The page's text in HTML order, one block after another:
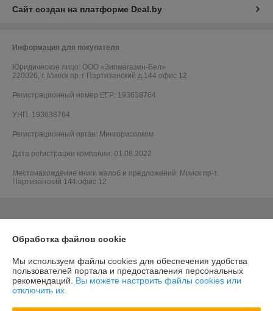
Сайт создан на платформе Deal.by
Информация для покупателя
Юридическое лицо: ООО «Зипмагазин-Бел»
220026, г. Минск пр-т Партизанский д.144 офис 12
Регистрационный номер ЕГР: 193638764
УНП: 193638764
Регистрационный орган: Мингорисолком
Дата регистрации компании: 01.08.2022
Местонахождение книги жалоб и предложений: Минск пр-т.
Партизанский 144 офис 12
Обработка файлов cookie
Мы используем файлы cookies для обеспечения удобства
пользователей портала и предоставления персональных
рекомендаций. Вы можете настроить файлы cookies или
отключить их.